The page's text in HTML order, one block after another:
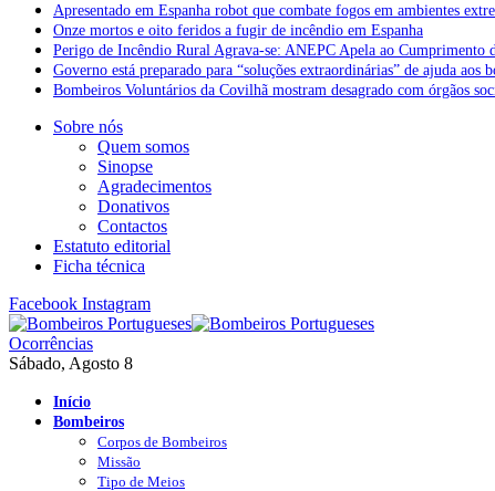
Apresentado em Espanha robot que combate fogos em ambientes
Onze mortos e oito feridos a fugir de incêndio em Espanha
Perigo de Incêndio Rural Agrava-se: ANEPC Apela ao Cumprimento
Governo está preparado para “soluções extraordinárias” de ajuda aos
Bombeiros Voluntários da Covilhã mostram desagrado com órgãos
Sobre nós
Quem somos
Sinopse
Agradecimentos
Donativos
Contactos
Estatuto editorial
Ficha técnica
Facebook Instagram
Ocorrências
Sábado, Agosto 8
Início
Bombeiros
Corpos de Bombeiros
Missão
Tipo de Meios